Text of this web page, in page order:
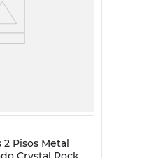
Pisos Metal